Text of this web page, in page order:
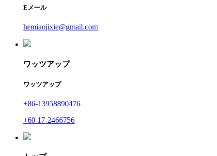
Eメール
hemiaojixie@gmail.com
ワッツアップ
ワッツアップ
+86-13958890476
+60 17-2466756